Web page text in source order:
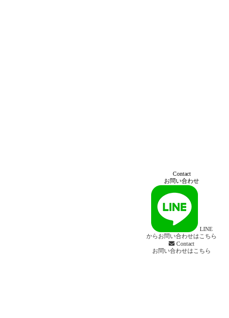
Contact
お問い合わせ
LINE
からお問い合わせはこちら
Contact
お問い合わせはこちら